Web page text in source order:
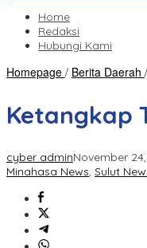
Home
Redaksi
Hubungi Kami
Homepage / Berita Daerah /
Ketangkap
cyber adminNovember
Minahasa News, Sulut